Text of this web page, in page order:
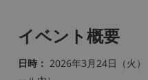
イベント概要
日時： 2026年3月24日（火